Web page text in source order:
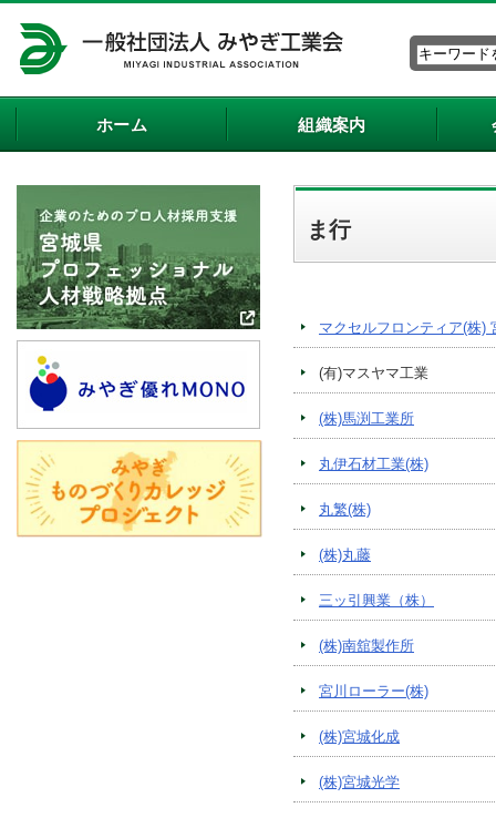
ホーム 組織案内
ま行
マクセルフロンティア(株)
(有)マスヤマ工業
(株)馬渕工業所
丸伊石材工業(株)
丸繁(株)
(株)丸藤
三ッ引興業（株）
(株)南舘製作所
宮川ローラー(株)
(株)宮城化成
(株)宮城光学